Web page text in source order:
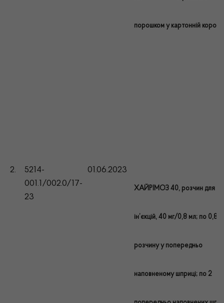
порошком у картонній
2.
5214-
001.1/002.0/17-
23
01.06.2023
ХАЙРІМОЗ 40, розчин для
ін’єкцій, 40 мг/0,8 мл; по 0,8
розчину у попередньо
наповненому шприці; по 2